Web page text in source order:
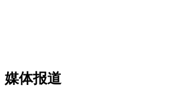
媒体报道